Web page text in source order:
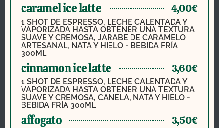
caramel ice latte 4,00€
1 SHOT DE ESPRESSO, LECHE CALENTADA Y
VAPORIZADA HASTA OBTENER UNA TEXTURA
SUAVE Y CREMOSA, JARABE DE CARAMELO
ARTESANAL, NATA Y HIELO - BEBIDA FRÍA
300ML
cinnamon ice latte 3,60€
1 SHOT DE ESPRESSO, LECHE CALENTADA Y
VAPORIZADA HASTA OBTENER UNA TEXTURA
SUAVE Y CREMOSA, CANELA, NATA Y HIELO -
BEBIDA FRÍA 300ML
affogato 3,50€